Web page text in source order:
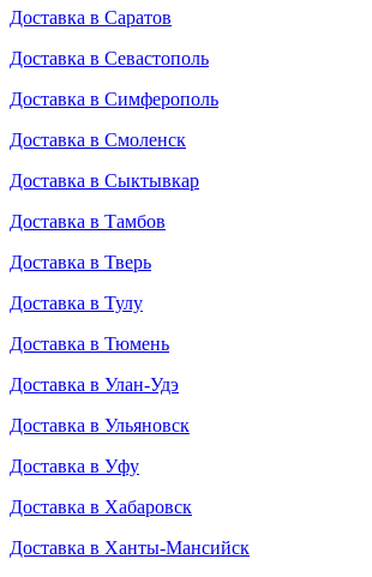
Доставка в Саратов
Доставка в Севастополь
Доставка в Симферополь
Доставка в Смоленск
Доставка в Сыктывкар
Доставка в Тамбов
Доставка в Тверь
Доставка в Тулу
Доставка в Тюмень
Доставка в Улан-Удэ
Доставка в Ульяновск
Доставка в Уфу
Доставка в Хабаровск
Доставка в Ханты-Мансийск